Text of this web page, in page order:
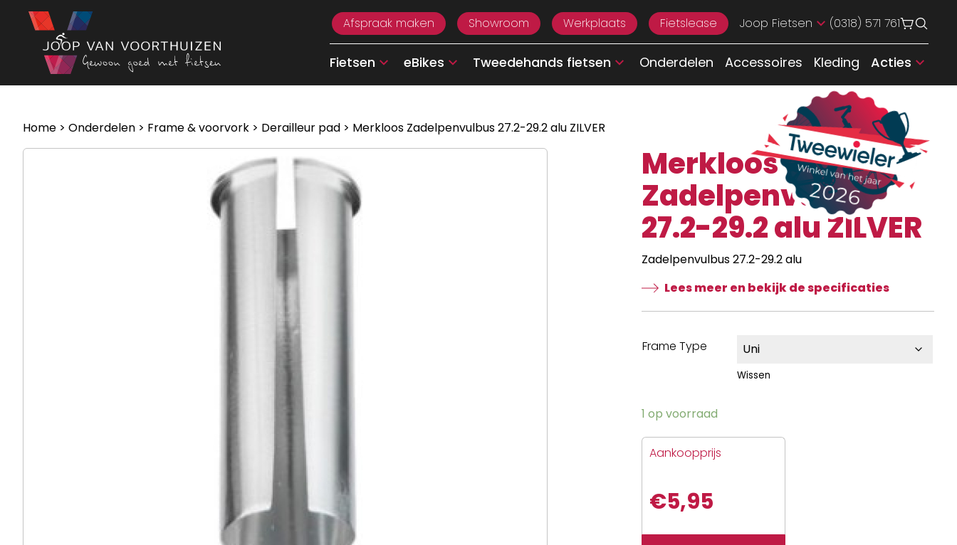
Ga naar de inhoud
Afspraak maken
Showroom Werkplaats Fietslease Joop Fietsen (0318) 571 761
Fietsen eBikes Tweedehands fietsen Onderdelen Accessoires Kleding Acties
Home > Onderdelen > Frame & voorvork > Derailleur pad > Merkloos Zadelpenvulbus 27.2-29.2 alu ZILVER
Merkloos
Zadelpenvulbus
27.2-29.2 alu ZILVER
Zadelpenvulbus 27.2-29.2 alu
Lees meer en bekijk de specificaties
Frame Type
Wissen
1 op voorraad
Aankoopprijs
€5,95